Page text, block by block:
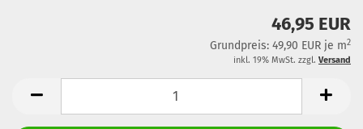
46,95 EUR
Grundpreis: 49,90 EUR je m2
inkl. 19% MwSt. zzgl. Versand